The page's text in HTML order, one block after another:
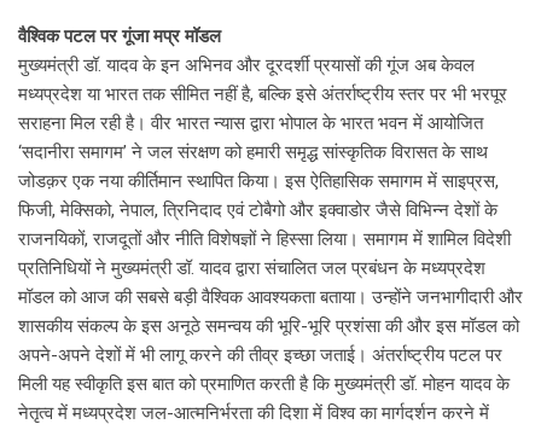
वैश्विक पटल पर गूंजा मप्र मॉडल
मुख्यमंत्री डॉ. यादव के इन अभिनव और दूरदर्शी प्रयासों की गूंज अब केवल
मध्यप्रदेश या भारत तक सीमित नहीं है, बल्कि इसे अंतर्राष्ट्रीय स्तर पर भी भरपूर
सराहना मिल रही है। वीर भारत न्यास द्वारा भोपाल के भारत भवन में आयोजित
‘सदानीरा समागम’ ने जल संरक्षण को हमारी समृद्ध सांस्कृतिक विरासत के साथ
जोडक़र एक नया कीर्तिमान स्थापित किया। इस ऐतिहासिक समागम में साइप्रस,
फिजी, मेक्सिको, नेपाल, त्रिनिदाद एवं टोबैगो और इक्वाडोर जैसे विभिन्न देशों के
राजनयिकों, राजदूतों और नीति विशेषज्ञों ने हिस्सा लिया। समागम में शामिल विदेशी
प्रतिनिधियों ने मुख्यमंत्री डॉ. यादव द्वारा संचालित जल प्रबंधन के मध्यप्रदेश
मॉडल को आज की सबसे बड़ी वैश्विक आवश्यकता बताया। उन्होंने जनभागीदारी और
शासकीय संकल्प के इस अनूठे समन्वय की भूरि-भूरि प्रशंसा की और इस मॉडल को
अपने-अपने देशों में भी लागू करने की तीव्र इच्छा जताई। अंतर्राष्ट्रीय पटल पर
मिली यह स्वीकृति इस बात को प्रमाणित करती है कि मुख्यमंत्री डॉ. मोहन यादव के
नेतृत्व में मध्यप्रदेश जल-आत्मनिर्भरता की दिशा में विश्व का मार्गदर्शन करने में